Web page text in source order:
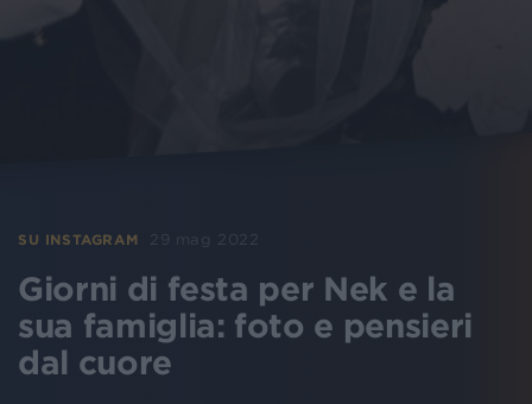
SU INSTAGRAM 29 mag 2022
Giorni di festa per Nek e la
sua famiglia: foto e pensieri
dal cuore